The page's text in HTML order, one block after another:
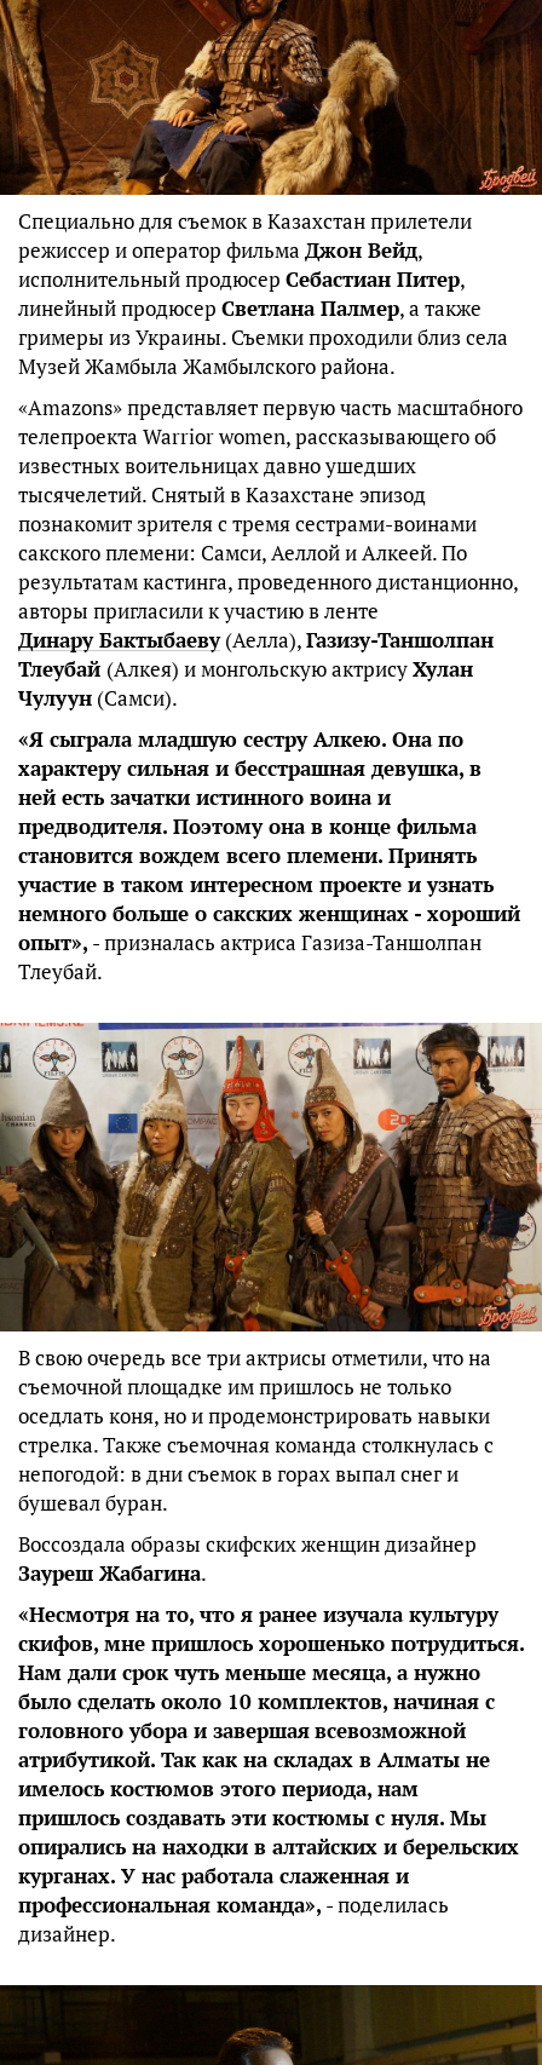
Специально для съемок в Казахстан прилетели
режиссер и оператор фильма Джон Вейд,
исполнительный продюсер Себастиан Питер,
линейный продюсер Светлана Палмер, а также
гримеры из Украины. Съемки проходили близ села
Музей Жамбыла Жамбылского района.
«Amazons» представляет первую часть масштабного
телепроекта Warrior women, рассказывающего об
известных воительницах давно ушедших
тысячелетий. Снятый в Казахстане эпизод
познакомит зрителя с тремя сестрами-воинами
сакского племени: Самси, Аеллой и Алкеей. По
результатам кастинга, проведенного дистанционно,
авторы пригласили к участию в ленте
Динару Бактыбаеву(Аелла),Газизу-Таншолпан
Тлеубай (Алкея) и монгольскую актрисуХулан
Чулуун (Самси).
«Я сыграла младшую сестру Алкею. Она по
характеру сильная и бесстрашная девушка, в
ней есть зачатки истинного воина и
предводителя. Поэтому она в конце фильма
становится вождем всего племени. Принять
участие в таком интересном проекте и узнать
немного больше о сакских женщинах - хороший
опыт», - призналась актриса Газиза-Таншолпан
Тлеубай.
В свою очередь все три актрисы отметили, что на
съемочной площадке им пришлось не только
оседлать коня, но и продемонстрировать навыки
стрелка. Также съемочная команда столкнулась с
непогодой: в дни съемок в горах выпал снег и
бушевал буран.
Воссоздала образы скифских женщин дизайнер
Зауреш Жабагина.
«Несмотря на то, что я ранее изучала культуру
скифов, мне пришлось хорошенько потрудиться.
Нам дали срок чуть меньше месяца, а нужно
было сделать около 10 комплектов, начиная с
головного убора и завершаявсевозможной
атрибутикой. Так как на складах в Алматы не
имелось костюмов этого периода, нам
пришлось создавать эти костюмы с нуля. Мы
опирались на находки в алтайских и берельских
курганах. У нас работала слаженная и
профессиональная команда», - поделилась
дизайнер.